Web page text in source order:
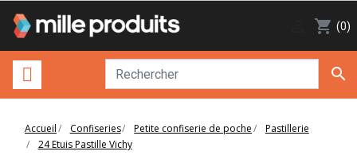
shopping_cart (0)

Accueil Confiseries Petite confiserie de poche
Pastillerie
24 Etuis Pastille Vichy